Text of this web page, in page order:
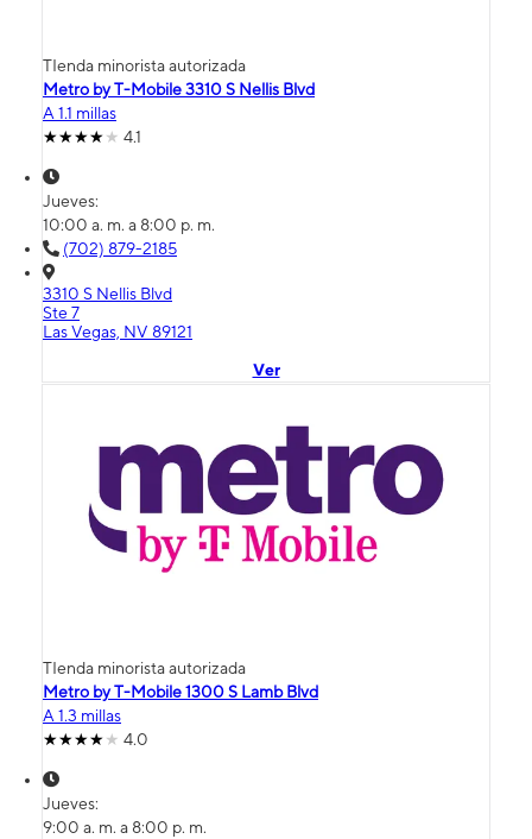
TIenda minorista autorizada
Metro by T-Mobile 3310 S Nellis Blvd
A 1.1 millas
4.1
Jueves:
10:00 a. m. a 8:00 p. m.
(702) 879-2185
3310 S Nellis Blvd
Ste 7
Las Vegas, NV 89121
Ver
TIenda minorista autorizada
Metro by T-Mobile 1300 S Lamb Blvd
A 1.3 millas
4.0
Jueves:
9:00 a. m. a 8:00 p. m.